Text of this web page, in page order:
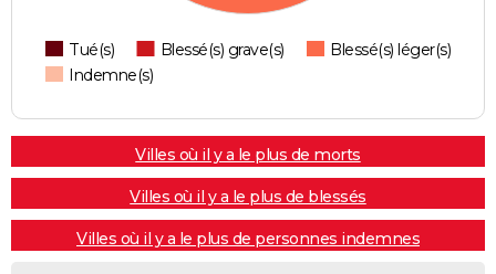
Tué(s) Blessé(s) grave(s)
Blessé(s) léger(s)
Indemne(s)
Villes où il y a le plus de morts
Villes où il y a le plus de blessés
Villes où il y a le plus de personnes indemnes